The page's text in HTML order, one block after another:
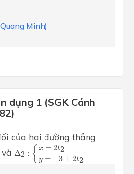
Minh)
dụng 1 (SGK Cánh
của hai đường thẳng
và Δ2 : { x = 2t2
y = −3 +2t2
= y= −3